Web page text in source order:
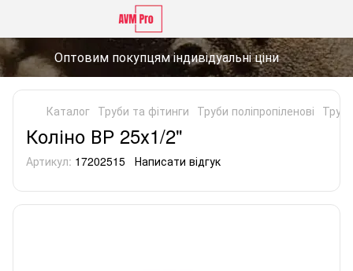
Оптовим покупцям індивідуальні ціни
Каталог Труби та фітинги Труби поліпропіленові
Коліно ВР 25х1/2"
Артикул: 17202515 Написати відгук